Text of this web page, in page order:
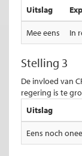
Uitslag
Mee eens In
Stelling 3
De invloed van
regering is te
Uitslag
Eens noch